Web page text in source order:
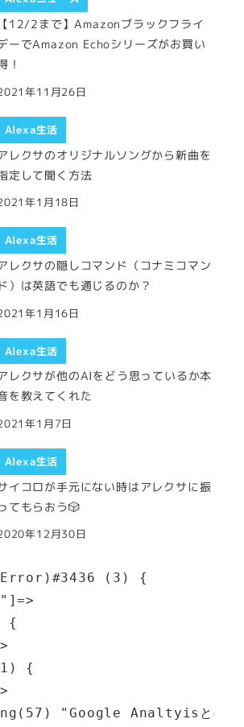
【12/2まで】Amazonブラックフライ
ーでAmazon Echoシリーズがお買い
！
年11月26日
Alexa生活
レクサのオリジナルソングから新曲を
定して聞く方法
年1月18日
Alexa生活
レクサの隠しコマンド（コナミコマン
ド）は英語でも通じるのか？
年1月16日
Alexa生活
レクサが他のAIをどう思っているか本
を教えてくれた
年1月7日
Alexa生活
イコロが手元にない時はアレクサに振
てもらおう🎲
年12月30日
(3) {
{
{
"Google Analtyisとの連携